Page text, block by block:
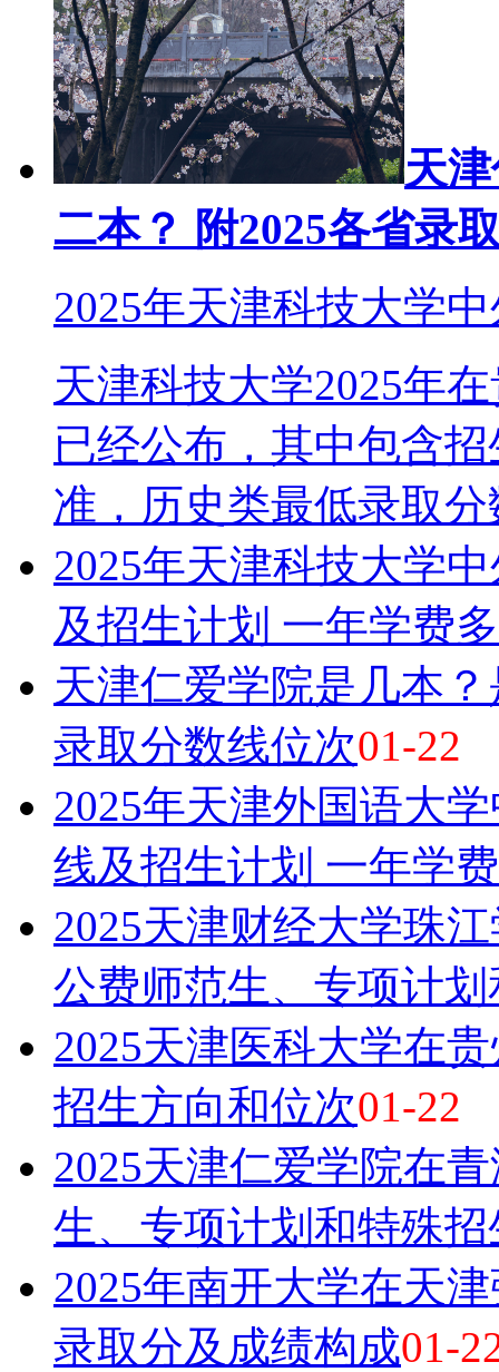
天
二本？ 附2025各省录
2025年天津科技大学
天津科技大学2025年
已经公布，其中包含
准，历史类最低录取分
2025年天津科技大学
及招生计划 一年学费
天津仁爱学院是几本
录取分数线位次01-22
2025年天津外国语大
线及招生计划 一年学
2025天津财经大学珠
公费师范生、专项计
2025天津医科大学在
招生方向和位次01-22
2025天津仁爱学院在
生、专项计划和特殊招
2025年南开大学在天
录取分及成绩构成01-